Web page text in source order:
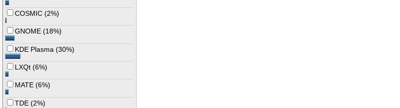
COSMIC (2%)
GNOME (18%)
KDE Plasma (30%)
LXQt (6%)
MATE (6%)
TDE (2%)